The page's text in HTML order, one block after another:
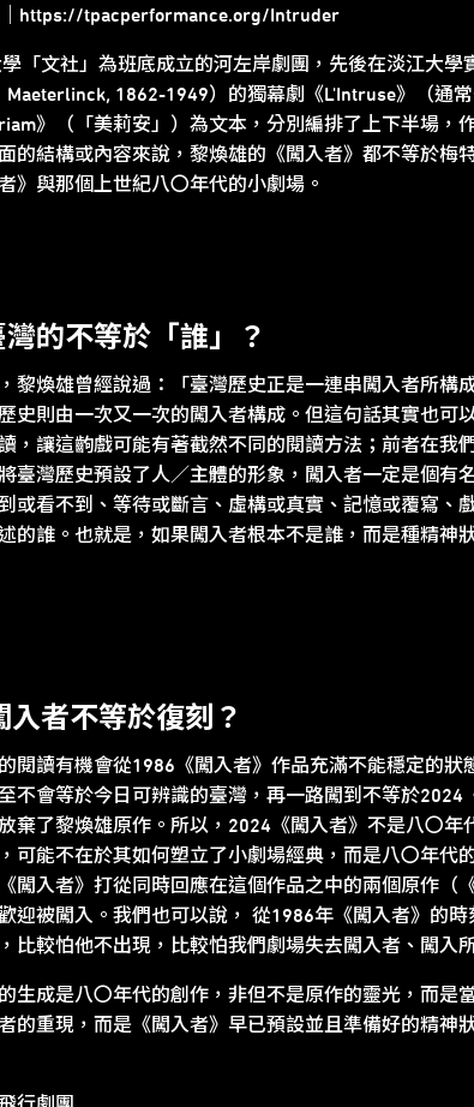
https://tpacperformance.org/Intruder
「文社」為班底成立的河左岸劇團，先後在淡江大
1862-1949）的獨幕劇《L'Intruse》（通常
》（「美莉安」）為文本，分別編排了上下半場
的結構或內容來說，黎煥雄的《闖入者》都不等於梅
》與那個上世紀八〇年代的小劇場。
的不等於「誰」？
黎煥雄曾經說過：「臺灣歷史正是一連串闖入者所
史則由一次又一次的闖入者構成。但這句話其實也可
，讓這齣戲可能有著截然不同的閱讀方法；前者在我
臺灣歷史預設了人／主體的形象，闖入者一定是個
或看不到、等待或斷言、虛構或真實、記憶或覆寫
的誰。也就是，如果闖入者根本不是誰，而是種精
入者不等於復刻？
閱讀有機會從1986《闖入者》作品充滿不能穩定的
不會等於今日可辨識的臺灣，再一路闖到不等於
棄了黎煥雄原作。所以，2024《闖入者》不是八〇
可能不在於其如何塑立了小劇場經典，而是八〇年代
闖入者》打從同時回應在這個作品之中的兩個原作
迎被闖入。我們也可以說， 從1986年《闖入者》的
比較怕他不出現，比較怕我們劇場失去闖入者、闖入
生成是八〇年代的創作，非但不是原作的靈光，而
的重現，而是《闖入者》早已預設並且準備好的精神